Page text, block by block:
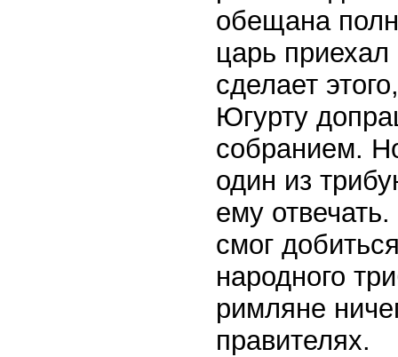
обещана
царь
сделает
Югурту
собранием.
один из
ему
смог
народного
римляне
правителях.